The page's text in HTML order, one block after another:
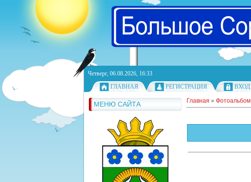
Четверг, 06.08.2026, 16:33
ГЛАВНАЯ
РЕГИСТРАЦИЯ ВХОД
МЕНЮ САЙТА Главная » Фотоальбом